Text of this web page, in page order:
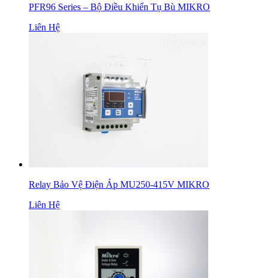
PFR96 Series – Bộ Điều Khiển Tụ Bù MIKRO
Liên Hệ
Relay Bảo Vệ Điện Áp MU250-415V MIKRO
Liên Hệ